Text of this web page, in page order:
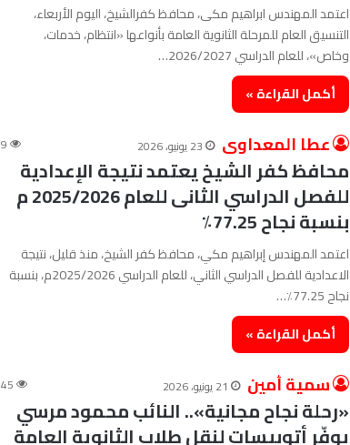
اعتمد المهندس ابراهيم مكى، محافظ كفرالشيخ، اليوم الأربعاء،
التنسيق العام للمرحلة الثانوية العامة بأنواعها «انتظام، خدمات،
وخاص»، للعام الدراسي 2026/2027…
أكمل القراءة »
عطا المعداوى 23 يونيو، 2026 9
محافظ كفر الشيخ يعتمد نتيجة الإعدادية
للفصل الدراسي الثانى للعام 2025/2026 م
بنسبة نجاح 77.25٪؜
اعتمد المهندس إبراهيم مكي، محافظ كفر الشيخ، منذ قليل، نتيجة
الاعدادية للفصل الدراسي الثاني، للعام الدراسي 2025/2026م، بنسبة
نجاح 77.25٪؜…
أكمل القراءة »
سمية أمين 21 يونيو، 2026 45
«رحلة نجاح مجانية».. النائب محمود مرسي
يوفّر أتوبيسات لنقل طلاب الثانوية العامة